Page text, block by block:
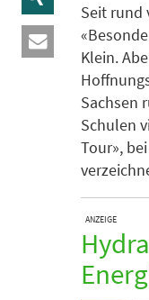
Seit rund
Klein.
Sachsen
Schulen
Tour»,
ANZEIGE